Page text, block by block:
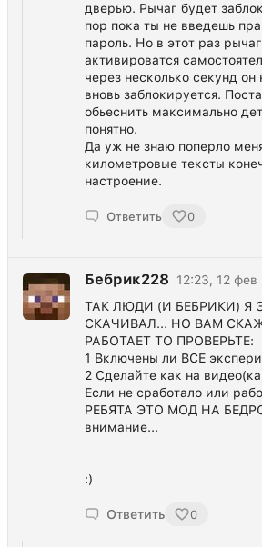
дверью. Рычаг будет
пор пока ты не введешь
пароль. Но в этот раз
активироватся
через несколько секунд он
вновь заблокируется.
обьеснить максимально
понятно.
Да уж не знаю поперло
километровые тексты
настроение.
Ответить 0
Бебрик228
12:23, 12 фев
ТАК ЛЮДИ (И БЕБРИКИ) Я
СКАЧИВАЛ... НО ВАМ
РАБОТАЕТ ТО ПРОВЕРЬТЕ:
1 Включены ли ВСЕ
2 Сделайте как на
Если не сработало или
РЕБЯТА ЭТО МОД НА
внимание...
:)
Ответить 0